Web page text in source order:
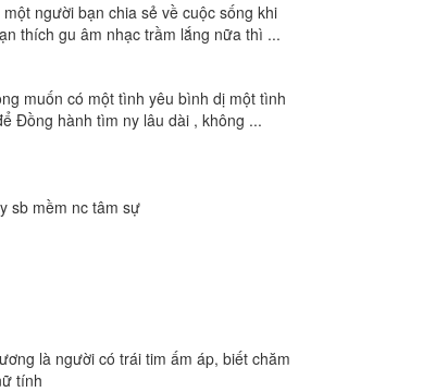
người bạn chia sẻ về cuộc sống khi
thích gu âm nhạc trầm lắng nữa thì ...
muốn có một tình yêu bình dị một tình
Đồng hành tìm ny lâu dài , không ...
sb mềm nc tâm sự
là người có trái tim ấm áp, biết chăm
tính